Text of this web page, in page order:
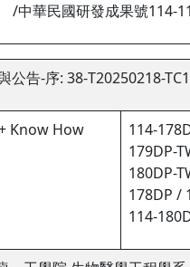
中華民國研發成果號
公告-序: 38-T20250218-TC1
Know How
114-
179DP-
180DP-
178DP /
114-